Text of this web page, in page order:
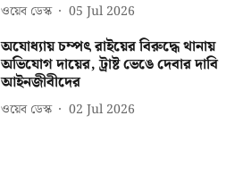
ওয়েব ডেস্ক 05 Jul 2026
অযোধ্যায় চম্পৎ রাইয়ের বিরুদ্ধে থানায়
অভিযোগ দায়ের, ট্রাষ্ট ভেঙে দেবার দাবি
আইনজীবীদের
ওয়েব ডেস্ক 02 Jul 2026